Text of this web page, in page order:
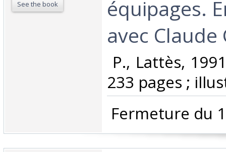
See the book
équipages.
avec Claude
P., Lattès,
233 pages ;
Fermeture du